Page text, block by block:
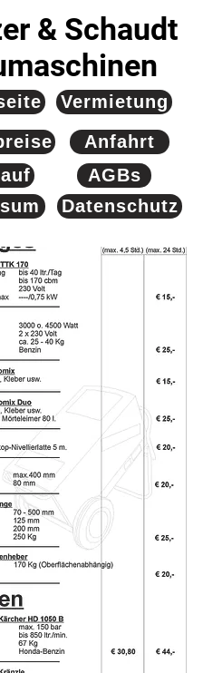
Vermietung
AGBs
Anfahrt
Datenschutz
& Schaudt